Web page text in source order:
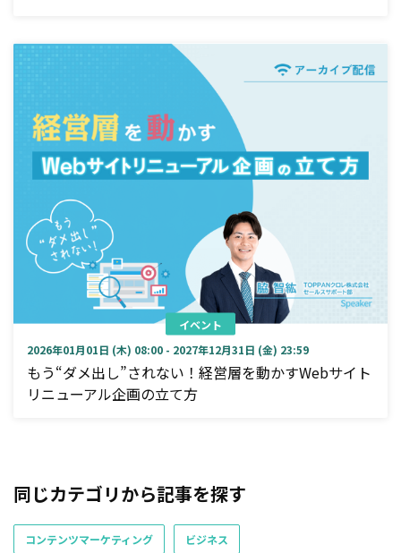
イベント
2026年01月01日 (木) 08:00 - 2027年12月31日 (金) 23:59
もう“ダメ出し”されない！経営層を動かすWebサイト
リニューアル企画の立て方
同じカテゴリから記事を探す
コンテンツマーケティング ビジネス